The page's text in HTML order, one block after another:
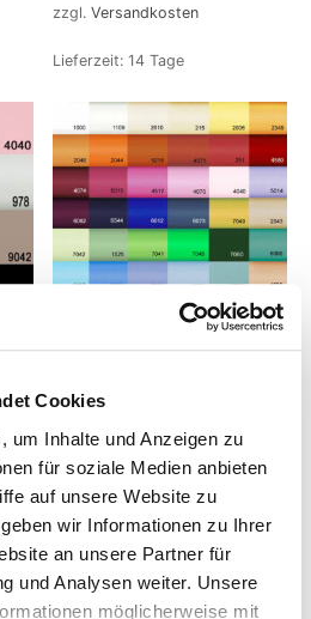
Cookies
um Inhalte und Anzeigen zu
für soziale Medien anbieten
auf unsere Website zu
wir Informationen zu Ihrer
an unsere Partner für
und Analysen weiter. Unsere
möglicherweise mit
zzgl. Versandkosten
Lieferzeit: 14 Tage